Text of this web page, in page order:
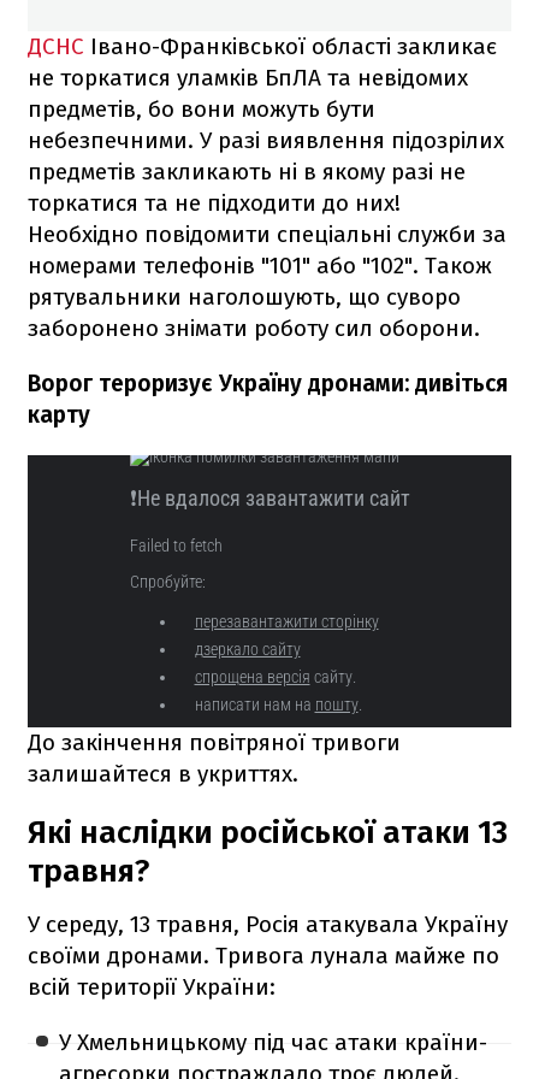
ДСНС Івано-Франківської області закликає
не торкатися уламків БпЛА та невідомих
предметів, бо вони можуть бути
небезпечними. У разі виявлення підозрілих
предметів закликають ні в якому разі не
торкатися та не підходити до них!
Необхідно повідомити спеціальні служби за
номерами телефонів "101" або "102". Також
рятувальники наголошують, що суворо
заборонено знімати роботу сил оборони.
Ворог тероризує Україну дронами: дивіться
карту
До закінчення повітряної тривоги
залишайтеся в укриттях.
Які наслідки російської атаки 13
травня?
У середу, 13 травня, Росія атакувала Україну
своїми дронами. Тривога лунала майже по
всій території України:
У Хмельницькому під час атаки країни-
агресорки постраждало троє людей.